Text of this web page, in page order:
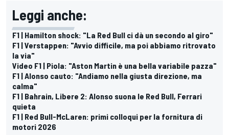
Leggi anche:
F1 | Hamilton shock: "La Red Bull ci dà un secondo al giro"
F1 | Verstappen: "Avvio difficile, ma poi abbiamo ritrovato
la via"
Video F1 | Piola: "Aston Martin è una bella variabile pazza"
F1 | Alonso cauto: "Andiamo nella giusta direzione, ma
calma"
F1 | Bahrain, Libere 2: Alonso suona le Red Bull, Ferrari
quieta
F1 | Red Bull-McLaren: primi colloqui per la fornitura di
motori 2026